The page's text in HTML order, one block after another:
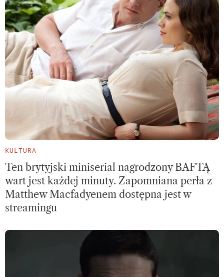
KULTURA
Ten brytyjski miniserial nagrodzony BAFTĄ
wart jest każdej minuty. Zapomniana perła z
Matthew Macfadyenem dostępna jest w
streamingu